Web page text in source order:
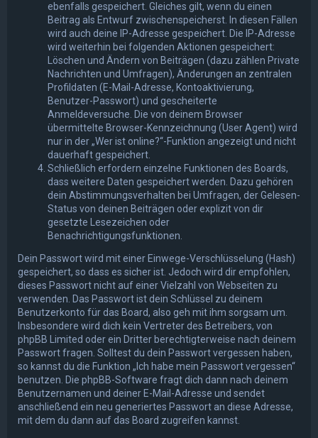
ebenfalls gespeichert. Gleiches gilt, wenn du einen
Beitrag als Entwurf zwischenspeicherst. In diesen Fällen
wird auch deine IP-Adresse gespeichert. Die IP-Adresse
wird weiterhin bei folgenden Aktionen gespeichert:
Löschen und Ändern von Beiträgen (dazu zählen Private
Nachrichten und Umfragen), Änderungen an zentralen
Profildaten (E-Mail-Adresse, Kontoaktivierung,
Benutzer-Passwort) und gescheiterte
Anmeldeversuche. Die von deinem Browser
übermittelte Browser-Kennzeichnung (User Agent) wird
nur in der „Wer ist online?“-Funktion angezeigt und nicht
dauerhaft gespeichert.
Schließlich erfordern einzelne Funktionen des Boards,
dass weitere Daten gespeichert werden. Dazu gehören
dein Abstimmungsverhalten bei Umfragen, der Gelesen-
Status von deinen Beiträgen oder explizit von dir
gesetzte Lesezeichen oder
Benachrichtigungsfunktionen.
Dein Passwort wird mit einer Einwege-Verschlüsselung (Hash)
gespeichert, so dass es sicher ist. Jedoch wird dir empfohlen,
dieses Passwort nicht auf einer Vielzahl von Webseiten zu
verwenden. Das Passwort ist dein Schlüssel zu deinem
Benutzerkonto für das Board, also geh mit ihm sorgsam um.
Insbesondere wird dich kein Vertreter des Betreibers, von
phpBB Limited oder ein Dritter berechtigterweise nach deinem
Passwort fragen. Solltest du dein Passwort vergessen haben,
so kannst du die Funktion „Ich habe mein Passwort vergessen“
benutzen. Die phpBB-Software fragt dich dann nach deinem
Benutzernamen und deiner E-Mail-Adresse und sendet
anschließend ein neu generiertes Passwort an diese Adresse,
mit dem du dann auf das Board zugreifen kannst.